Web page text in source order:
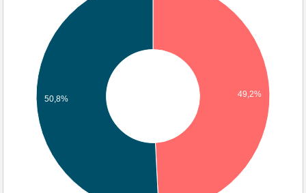
49,2%
50,8%